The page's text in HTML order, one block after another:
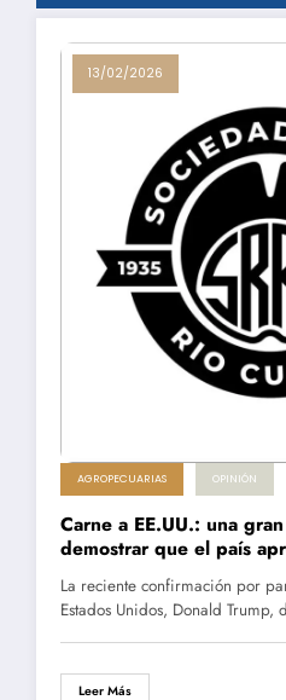
13/02/2026
AGROPECUARIAS OPINIÓN
Carne a EE.UU.: una
demostrar que el país
La reciente confirmación por
Estados Unidos, Donald
Leer Más